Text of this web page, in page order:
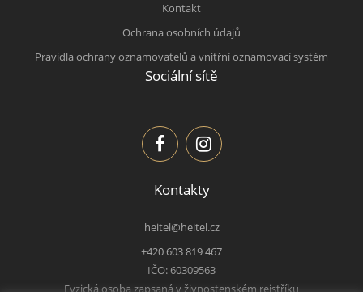
Kontakt
Ochrana osobních údajů
Pravidla ochrany oznamovatelů a vnitřní oznamovací systém
Sociální sítě
Kontakty
heitel@heitel.cz
+420 603 819 467
IČO: 60309563
Fyzická osoba zapsaná v živnostenském rejstříku